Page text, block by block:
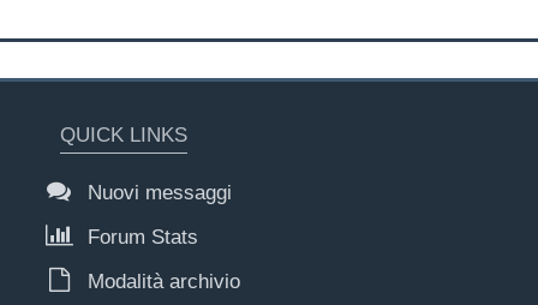
QUICK LINKS
Nuovi messaggi
Forum Stats
Modalità archivio